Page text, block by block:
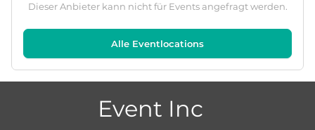
Dieser Anbieter kann nicht für Events angefragt werden.
Alle Eventlocations
Event Inc